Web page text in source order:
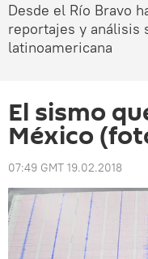
Desde el Río Bravo
reportajes y análisis
latinoamericana
El sismo
México
07:49 GMT 19.02.2018